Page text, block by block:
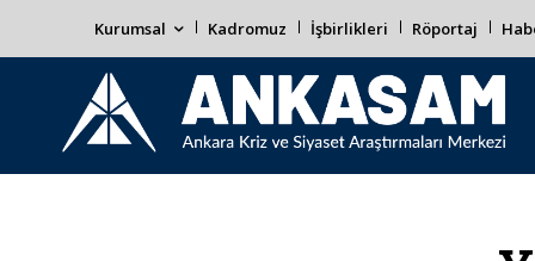
Kurumsal Kadromuz İşbirlikleri Röportaj